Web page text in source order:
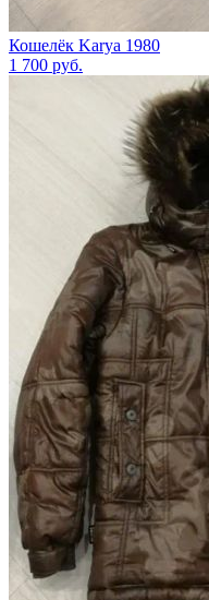
Кошелёк Karya 1980
1 700 руб.